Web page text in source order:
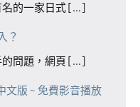
名的一家日式 [...]
？
問題，網頁 [...]
文版 ~ 免費影音播放